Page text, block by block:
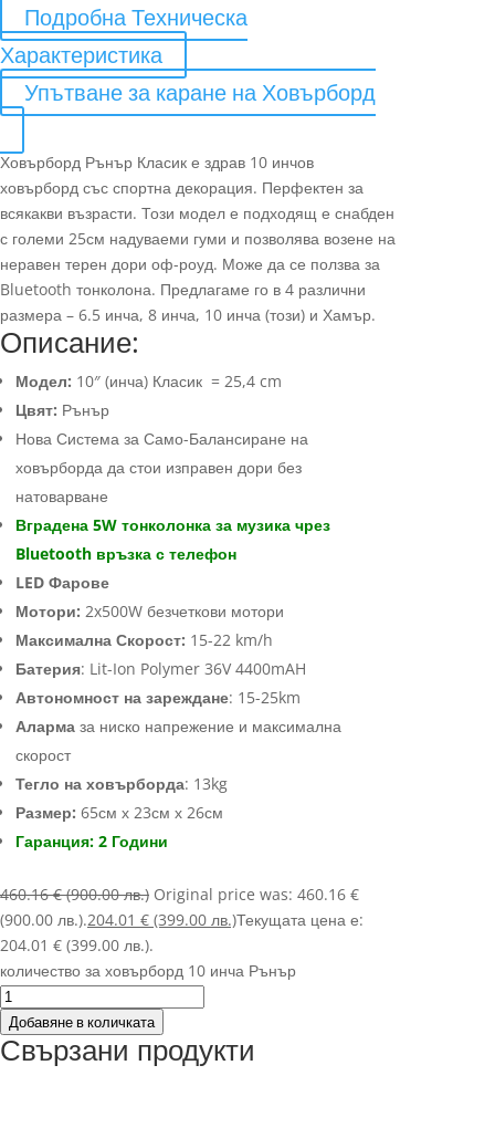
Подробна Техническа
Характеристика
Упътване за каране на Ховърборд
Ховърборд Рънър Класик е здрав 10 инчов
ховърборд със спортна декорация. Перфектен за
всякакви възрасти. Този модел е подходящ е снабден
с големи 25см надуваеми гуми и позволява возене на
неравен терен дори оф-роуд. Може да се ползва за
Bluetooth тонколона. Предлагаме го в 4 различни
размера – 6.5 инча, 8 инча, 10 инча (този) и Хамър.
Описание:
Модел: 10″ (инча) Класик = 25,4 cm
Цвят: Рънър
Нова Система за Само-Балансиране на
ховърборда да стои изправен дори без
натоварване
Вградена 5W тонколонка за музика чрез
Bluetooth връзка с телефон
LED Фарове
Мотори: 2x500W безчеткови мотори
Максимална Скорост: 15-22 km/h
Батерия: Lit-Ion Polymer 36V 4400mAH
Автономност на зареждане: 15-25km
Аларма за ниско напрежение и максимална
скорост
Тегло на ховърборда: 13kg
Размер: 65см х 23см х 26см
Гаранция: 2 Години
460.16€ (900.00 лв.) Original price was: 460.16 €
(900.00 лв.).204.01 € (399.00 лв.)Текущата цена е:
204.01 € (399.00 лв.).
количество за ховърборд 10 инча Рънър
Добавяне в количката
Свързани продукти